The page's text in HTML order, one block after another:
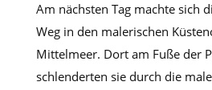
Am nächsten Tag machte sich
Weg in den malerischen
Mittelmeer. Dort am Fuße der
schlenderten sie durch die